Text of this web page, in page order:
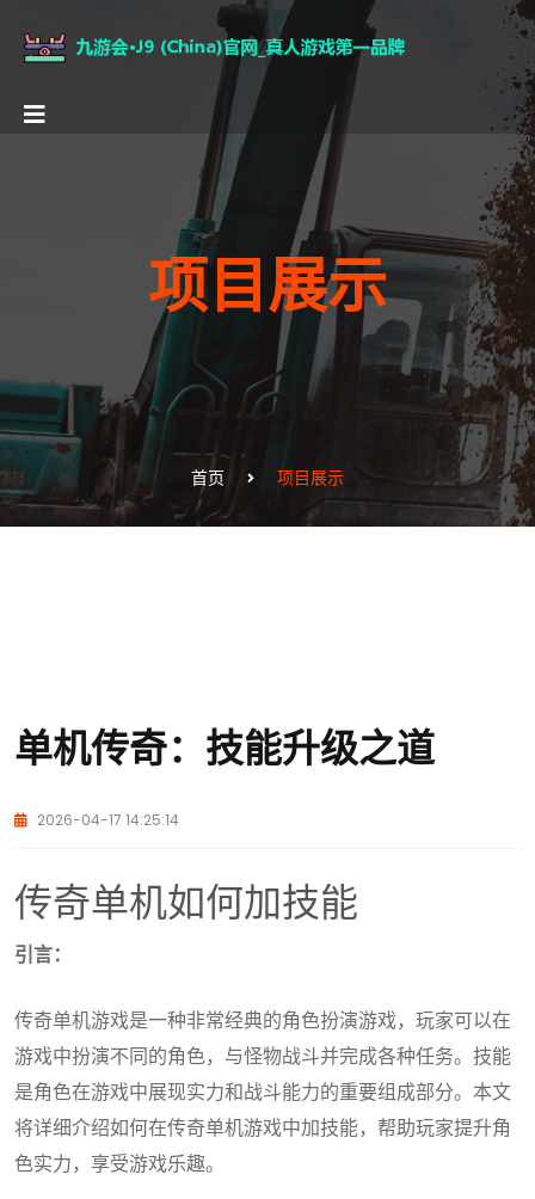
项目展示
首页 项目展示
单机传奇：技能升级之道
2026-04-17 14:25:14
传奇单机如何加技能
引言：
传奇单机游戏是一种非常经典的角色扮演游戏，玩家可以在
游戏中扮演不同的角色，与怪物战斗并完成各种任务。技能
是角色在游戏中展现实力和战斗能力的重要组成部分。本文
将详细介绍如何在传奇单机游戏中加技能，帮助玩家提升角
色实力，享受游戏乐趣。